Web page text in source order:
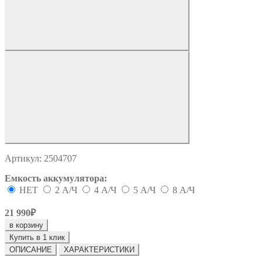
Артикул: 2504707
Емкость аккумулятора:
НЕТ
2 А/Ч 4 А/Ч 5 А/Ч 8 А/Ч
21 990₽
в корзину
Купить в 1 клик
ОПИСАНИЕ
ХАРАКТЕРИСТИКИ